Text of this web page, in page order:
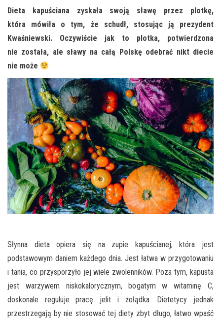
Dieta kapuściana zyskała swoją sławę przez plotkę,
która mówiła o tym, że schudł, stosując ją prezydent
Kwaśniewski. Oczywiście jak to plotka, potwierdzona
nie została, ale sławy na całą Polskę odebrać nikt diecie
nie może
Słynna dieta opiera się na zupie kapuścianej, która jest
podstawowym daniem każdego dnia. Jest łatwa w przygotowaniu
i tania, co przysporzyło jej wiele zwolenników. Poza tym, kapusta
jest warzywem niskokalorycznym, bogatym w witaminę C,
doskonale reguluje pracę jelit i żołądka. Dietetycy jednak
przestrzegają by nie stosować tej diety zbyt długo, łatwo wpaść